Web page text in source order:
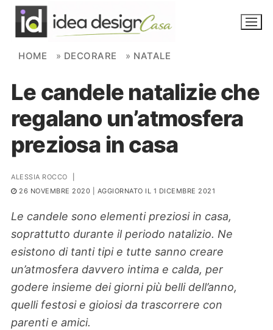
Skip to content
NOVITÀ
AMBIENTI
FAI DA TE
PIANTE
Search for:
HOME » DECORARE » NATALE
Le candele natalizie che
regalano un’atmosfera
preziosa in casa
ALESSIA ROCCO
26 NOVEMBRE 2020 | AGGIORNATO IL 1 DICEMBRE 2021
Le candele sono elementi preziosi in casa,
soprattutto durante il periodo natalizio. Ne
esistono di tanti tipi e tutte sanno creare
un’atmosfera davvero intima e calda, per
godere insieme dei giorni più belli dell’anno,
quelli festosi e gioiosi da trascorrere con
parenti e amici.